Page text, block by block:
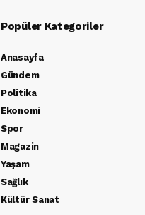
Popüler Kategoriler
Anasayfa
Gündem
Politika
Ekonomi
Spor
Magazin
Yaşam
Sağlık
Kültür Sanat